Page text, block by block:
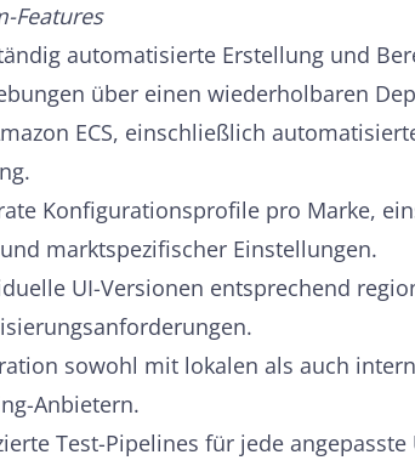
Features
automatisierte Erstellung und
über einen wiederholbaren
ECS, einschließlich
Konfigurationsprofile pro Marke,
marktspezifischer Einstellungen.
UI-Versionen entsprechend
sowohl mit lokalen als auch
Anbietern.
Test-Pipelines für jede